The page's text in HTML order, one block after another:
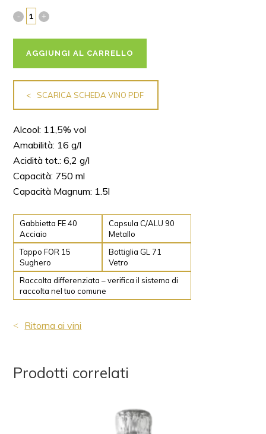
AGGIUNGI AL CARRELLO
SCARICA SCHEDA VINO PDF
Alcool: 11,5% vol
Amabilità: 16 g/l
Acidità tot.: 6,2 g/l
Capacità: 750 ml
Capacità Magnum: 1.5l
Gabbietta FE 40
Acciaio
Capsula C/ALU 90
Metallo
Tappo FOR 15
Sughero
Bottiglia GL 71
Vetro
Raccolta differenziata – verifica il sistema di
raccolta nel tuo comune
Ritorna ai vini
Prodotti correlati